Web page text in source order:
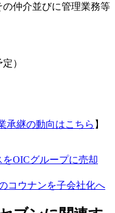
仲介並びに管理業務等
）
承継の動向はこちら 】
OICグループに売却
コウナンを子会社化へ